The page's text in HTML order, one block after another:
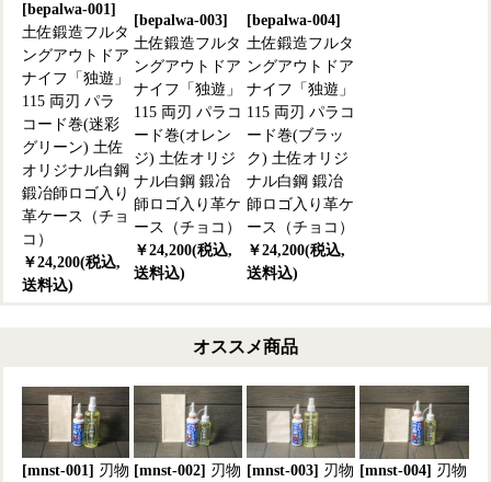
[bepalwa-001]
土佐鍛造フルタ
ングアウトドア
ナイフ「独遊」
115 両刃 パラ
コード巻(迷彩
グリーン) 土佐
オリジナル白鋼
鍛冶師ロゴ入り
革ケース（チョ
コ）
￥24,200(税込,
送料込)
[bepalwa-003]
土佐鍛造フルタ
ングアウトドア
ナイフ「独遊」
115 両刃 パラコ
ード巻(オレン
ジ) 土佐オリジ
ナル白鋼 鍛冶
師ロゴ入り革ケ
ース（チョコ）
￥24,200(税込,
送料込)
[bepalwa-004]
土佐鍛造フルタ
ングアウトドア
ナイフ「独遊」
115 両刃 パラコ
ード巻(ブラッ
ク) 土佐オリジ
ナル白鋼 鍛冶
師ロゴ入り革ケ
ース（チョコ）
￥24,200(税込,
送料込)
オススメ商品
[mnst-001] 刃物 [mnst-002] 刃物 [mnst-003] 刃物 [mnst-004] 刃物